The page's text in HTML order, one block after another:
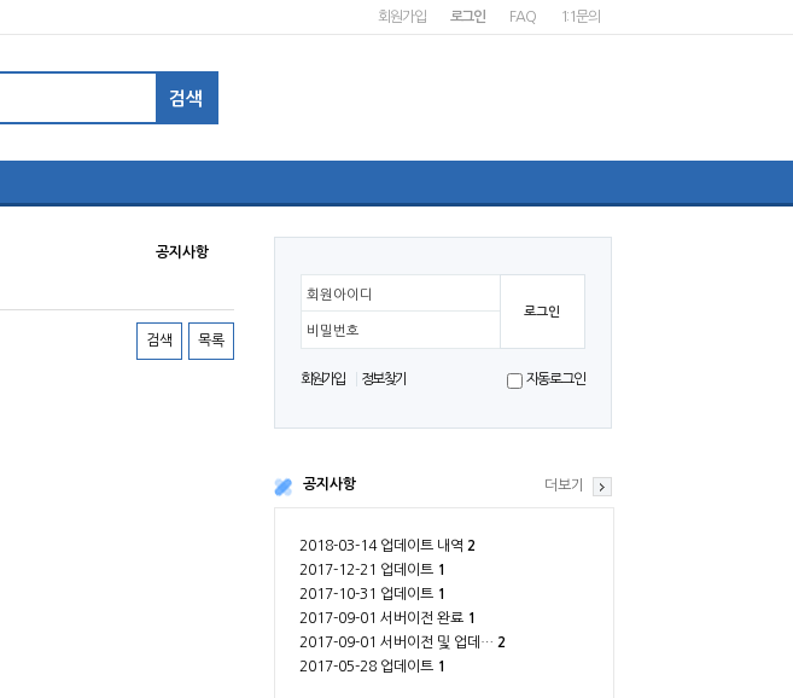
회원가입 로그인 FAQ 1:1문의
회원아이디
비밀번호
회원가입 정보찾기 자동로그인
공지사항
2018-03-14 업데이트 내역 2
2017-12-21 업데이트 1
2017-10-31 업데이트 1
2017-09-01 서버이전 완료 1
2017-09-01 서버이전 및 업데… 2
2017-05-28 업데이트 1
더보기
공지사항
검색 목록